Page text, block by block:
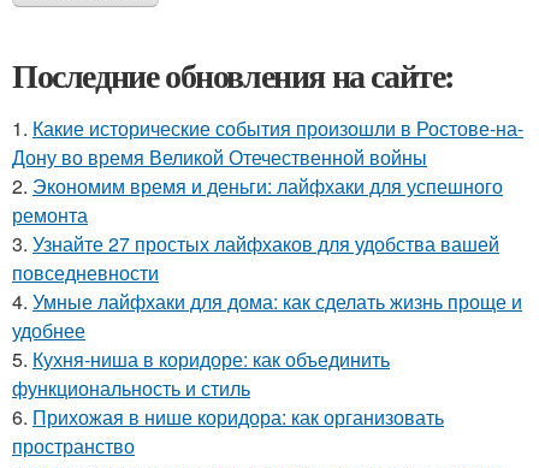
Последние обновления на сайте:
1. Какие исторические события произошли в Ростове-на-
Дону во время Великой Отечественной войны
2. Экономим время и деньги: лайфхаки для успешного
ремонта
3. Узнайте 27 простых лайфхаков для удобства вашей
повседневности
4. Умные лайфхаки для дома: как сделать жизнь проще и
удобнее
5. Кухня-ниша в коридоре: как объединить
функциональность и стиль
6. Прихожая в нише коридора: как организовать
пространство